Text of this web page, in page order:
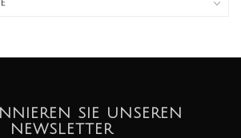
SIE UNSEREN
NEWSLETTER